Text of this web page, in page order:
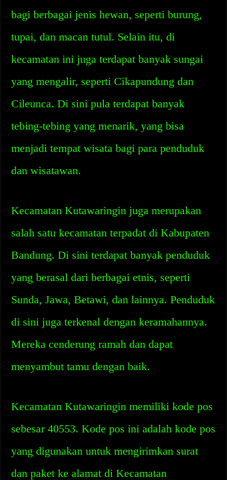
bagi berbagai jenis hewan, seperti burung,
tupai, dan macan tutul. Selain itu, di
kecamatan ini juga terdapat banyak sungai
yang mengalir, seperti Cikapundung dan
Cileunca. Di sini pula terdapat banyak
tebing-tebing yang menarik, yang bisa
menjadi tempat wisata bagi para penduduk
dan wisatawan.
Kecamatan Kutawaringin juga merupakan
salah satu kecamatan terpadat di Kabupaten
Bandung. Di sini terdapat banyak penduduk
yang berasal dari berbagai etnis, seperti
Sunda, Jawa, Betawi, dan lainnya. Penduduk
di sini juga terkenal dengan keramahannya.
Mereka cenderung ramah dan dapat
menyambut tamu dengan baik.
Kecamatan Kutawaringin memiliki kode pos
sebesar 40553. Kode pos ini adalah kode pos
yang digunakan untuk mengirimkan surat
dan paket ke alamat di Kecamatan